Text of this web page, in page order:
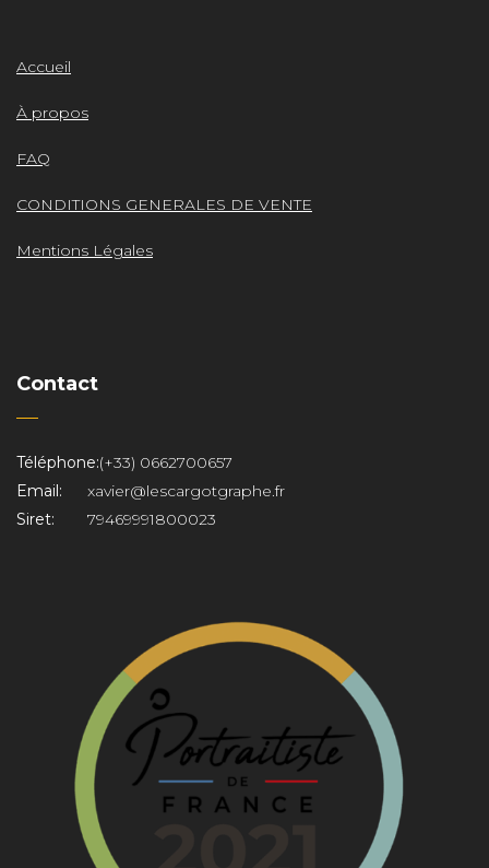
Accueil
À propos
FAQ
CONDITIONS GENERALES DE VENTE
Mentions Légales
Contact
Téléphone:(+33) 0662700657
Email:
xavier@lescargotgraphe.fr
Siret:
79469991800023